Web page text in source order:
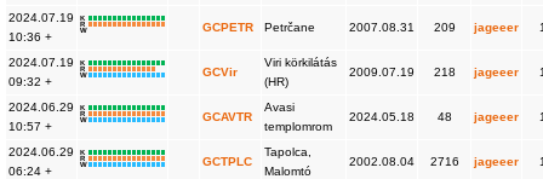
2024.07.19
10:36 +
K
R
W
GCPETR Petrčane 2007.08.31 209 jageeer
2024.07.19
09:32 +
K
R
W
GCVir
Viri körkilátás
(HR)
2009.07.19 218 jageeer
2024.06.29
10:57 +
K
R
W
GCAVTR
Avasi
templomrom
2024.05.18 48 jageeer
2024.06.29
06:24 +
K
R
W
GCTPLC
Tapolca,
Malomtó
2002.08.04 2716 jageeer